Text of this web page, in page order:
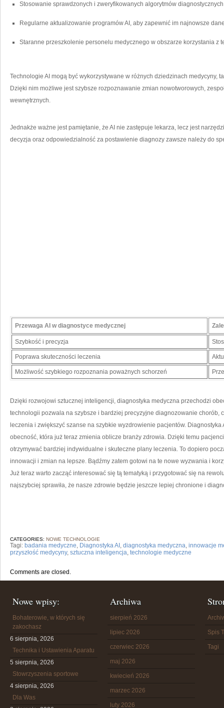
Stosowanie sprawdzonych i ​zweryfikowanych ⁣algorytmów
Regularne aktualizowanie‍ programów AI, aby‌ zapewnić im najnowsze
Staranne przeszkolenie personelu⁤ medycznego w obszarze ⁢korzystania z
Technologie AI ‌mogą być ​wykorzystywane w‌ różnych dziedzinach ‍medycyny,
⁣Dzięki nim możliwe jest ⁣szybsze rozpoznawanie⁢ zmian⁢ nowotworowych,
wewnętrznych.
Jednakże ważne jest pamiętanie, że AI nie zastępuje lekarza, ‌lecz jest
decyzja oraz odpowiedzialność za postawienie diagnozy zawsze należy do
Przewaga​ AI ​w diagnostyce medycznej
Szybkość i precyzja
Poprawa skuteczności ⁣leczenia
Możliwość szybkiego rozpoznania‌ poważnych schorzeń
Dzięki rozwojowi sztucznej inteligencji, diagnostyka medyczna przechodzi‍
technologii pozwala na szybsze i‍ bardziej precyzyjne diagnozowanie chorób,⁣
leczenia⁣ i ​zwiększyć szanse na szybkie wyzdrowienie ‍pacjentów. Diagnostyka
obecność, która już teraz zmienia ‍oblicze ‌branży zdrowia.‌ Dzięki temu⁣
otrzymywać bardziej indywidualne i​ skuteczne plany‍ leczenia. To ⁣dopiero‍
innowacji i zmian⁢ na⁤ lepsze. Bądźmy zatem gotowi na te nowe‌ wyzwania i
Już‌ teraz warto zacząć interesować się tą​ tematyką⁢ i przygotować się na
najszybciej ​sprawiła,‍ że nasze zdrowie będzie​ jeszcze lepiej chronione i
CATEGORIES: NOWE TECHNOLOGIE
Tagi: badania medyczne, Diagnostyka AI , diagnostyka medyczna, innowacje
przyszłość medycyny, sztuczna inteligencja, technologie medyczne
Comments are closed.
Nowe wpisy:
Bohaterowie, w których się
zakochasz
6 sierpnia, 2026
Technika i Ustawienia Aparatu
5 sierpnia, 2026
Stowrzyszenia sportowe
4 sierpnia, 2026
Dla Was
Archiwa
sierpień 2026
lipiec 2026
czerwiec 2026
maj 2026
kwiecień 2026
marzec 2026
luty 2026
Spis
Tagi